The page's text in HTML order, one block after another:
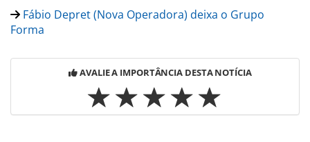
Fábio Depret (Nova Operadora) deixa o Grupo
Forma
AVALIE A IMPORTÂNCIA DESTA NOTÍCIA